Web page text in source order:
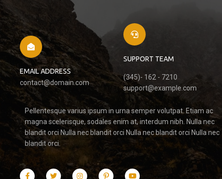
EMAIL ADDRESS
contact@domain.com
SUPPORT TEAM
(345)- 162 - 7210
support@example.com
Pellentesque varius ipsum in urna semper volutpat. Etiam ac
magna scelerisque, sodales enim at, interdum nibh. Nulla nec
blandit orci Nulla nec blandit orci Nulla nec blandit orci Nulla nec
blandit orci.